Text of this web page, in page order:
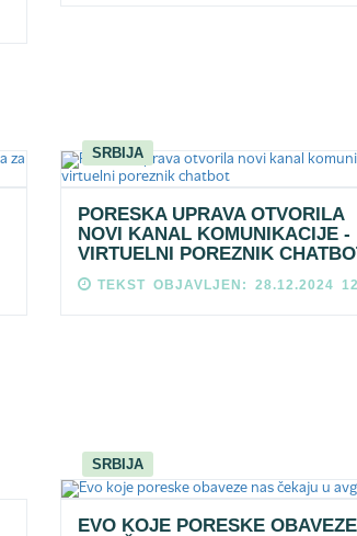
SRBIJA
PORESKA UPRAVA OTVORILA
NOVI KANAL KOMUNIKACIJE -
VIRTUELNI POREZNIK
TEKST OBJAVLJEN: 28.12.2024
SRBIJA
EVO KOJE PORESKE OBAVEZE